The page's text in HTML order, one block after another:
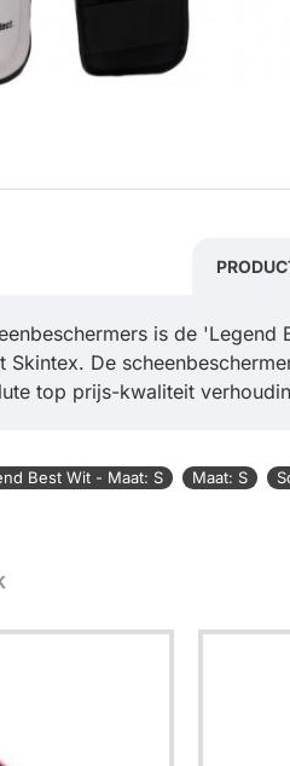
is de
Skintex. De
top prijs-kwaliteit
Best Wit - Maat: S Maat: S